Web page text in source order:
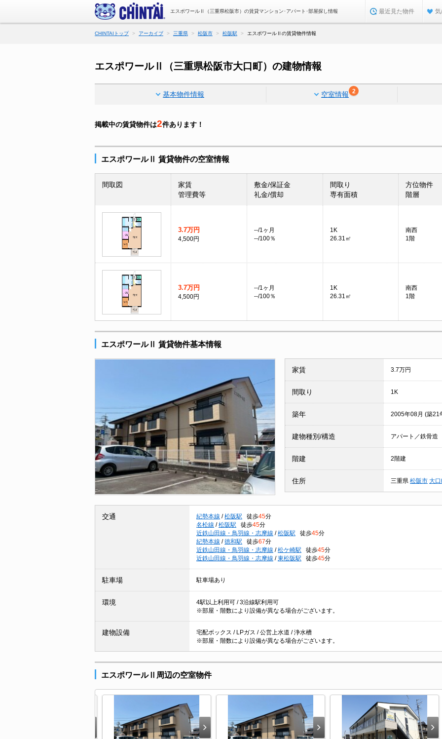
エスポワールⅡ（三重県松阪市）の賃貸マンション･アパート･部屋探し情報 最近見た物件
CHINTAIトップ アーカイブ 三重県 松阪市 松阪駅 エスポワールⅡの賃貸物件情報
エスポワールⅡ（三重県松阪市大口町）の建物情報
基本物件情報 空室情報 2
掲載中の賃貸物件は2件あります！
エスポワールⅡ 賃貸物件の空室情報
間取図
家賃
管理費等
敷金/保証金
礼金/償却
間取り
専有面積
方位物件
階層
3.7万円
4,500円
--/1ヶ月
--/100％
1K
26.31㎡
南西
1階
3.7万円
4,500円
--/1ヶ月
--/100％
1K
26.31㎡
南西
1階
エスポワールⅡ 賃貸物件基本情報
家賃 3.7万円
間取り 1K
築年 2005年08月 (築21
建物種別/構造 アパート／鉄骨造
階建 2階建
住所 三重県 松阪市 大口
交通 紀勢本線 / 松阪駅 徒歩45分
名松線 / 松阪駅 徒歩45分
近鉄山田線・鳥羽線・志摩線 / 松阪駅 徒歩45分
紀勢本線 / 徳和駅 徒歩67分
近鉄山田線・鳥羽線・志摩線 / 松ケ崎駅 徒歩45分
近鉄山田線・鳥羽線・志摩線 / 東松阪駅 徒歩45分
駐車場 駐車場あり
環境
4駅以上利用可 / 3沿線駅利用可
※部屋・階数により設備が異なる場合がございます。
建物設備
宅配ボックス / LPガス / 公営上水道 / 浄水槽
※部屋・階数により設備が異なる場合がございます。
エスポワールⅡ周辺の空室物件